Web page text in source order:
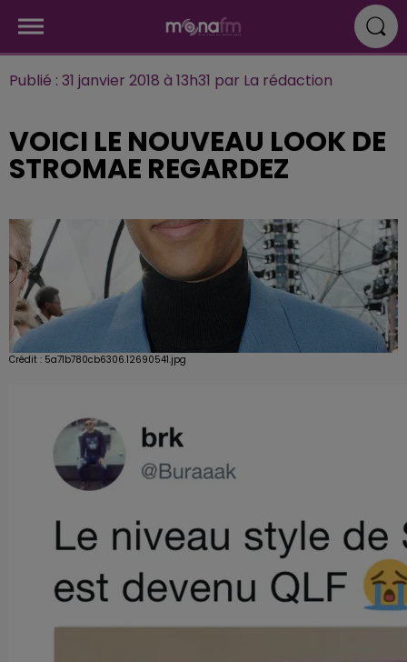
Publié : 31 janvier 2018 à 13h31 par La rédaction
VOICI LE NOUVEAU LOOK DE
STROMAE REGARDEZ
Crédit : 5a71b780cb6306.12690541.jpg